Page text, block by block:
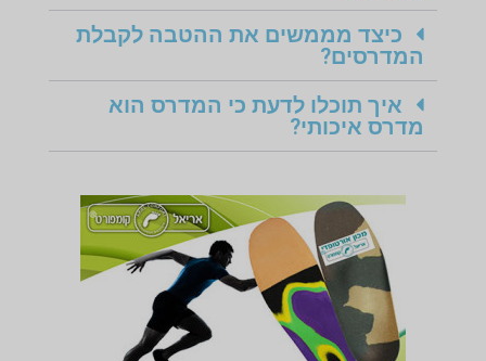
כיצד מממשים את ההטבה לקבלת
המדרסים?
איך תוכלו לדעת כי המדרס הוא
מדרס איכותי?